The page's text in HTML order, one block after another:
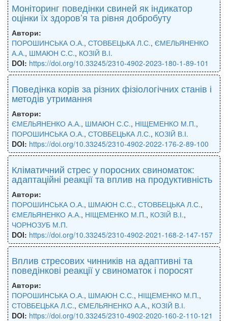
Моніторинг поведінки свиней як індикатор
оцінки їх здоров’я та рівня добробуту
Автори:
ПОРОШИНСЬКА О.А., СТОВБЕЦЬКА Л.С., ЄМЕЛЬЯНЕНКО
А.А., ШМАЮН С.С., КОЗІЙ В.І.
DOI: https://doi.org/10.33245/2310-4902-2023-180-1-89-101
Поведінка корів за різних фізіологічних станів і
методів утримання
Автори:
ЄМЕЛЬЯНЕНКО А.А., ШМАЮН С.С., НІЩЕМЕНКО М.П.,
ПОРОШИНСЬКА О.А., СТОВБЕЦЬКА Л.С., КОЗІЙ В.І.
DOI: https://doi.org/10.33245/2310-4902-2022-176-2-89-100
Кліматичний стрес у поросних свиноматок:
адаптаційні реакції та вплив на продуктивність
Автори:
ПОРОШИНСЬКА О.А., ШМАЮН С.С., СТОВБЕЦЬКА Л.С.,
ЄМЕЛЬЯНЕНКО А.А., НІЩЕМЕНКО М.П., КОЗІЙ В.І.,
ЧОРНОЗУБ М.П.
DOI: https://doi.org/10.33245/2310-4902-2021-168-2-147-157
Вплив стресових чинників на адаптивні та
поведінкові реакції у свиноматок і поросят
Автори:
ПОРОШИНСЬКА О.А., ШМАЮН С.С., НІЩЕМЕНКО М.П.,
СТОВБЕЦЬКА Л.С., ЄМЕЛЬЯНЕНКО А.А., КОЗІЙ В.І.
DOI: https://doi.org/10.33245/2310-4902-2020-160-2-110-121